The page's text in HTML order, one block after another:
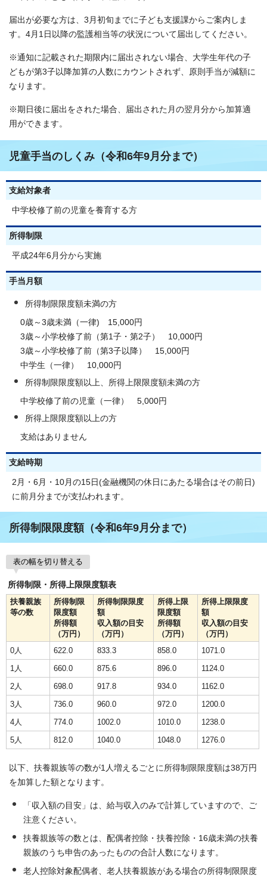
届出が必要な方は、3月初旬までに子ども支援課からご案内しま
す。4月1日以降の監護相当等の状況について届出してください。
※通知に記載された期限内に届出されない場合、大学生年代の子
どもが第3子以降加算の人数にカウントされず、原則手当が減額に
なります。
※期日後に届出をされた場合、届出された月の翌月分から加算適
用ができます。
児童手当のしくみ（令和6年9月分まで）
支給対象者
中学校修了前の児童を養育する方
所得制限
平成24年6月分から実施
手当月額
所得制限限度額未満の方
0歳～3歳未満（一律) 15,000円
3歳～小学校修了前（第1子・第2子） 10,000円
3歳～小学校修了前（第3子以降） 15,000円
中学生（一律） 10,000円
所得制限限度額以上、所得上限限度額未満の方
中学校修了前の児童（一律） 5,000円
所得上限限度額以上の方
支給はありません
支給時期
2月・6月・10月の15日(金融機関の休日にあたる場合はその前日)
に前月分までが支払われます。
所得制限限度額（令和6年9月分まで）
表の幅を切り替える
所得制限・所得上限限度額表
扶養親族
等の数
所得制限
限度額
所得額
（万円）
所得制限限度
額
収入額の目安
（万円）
所得上限
限度額
所得額
（万円）
所得上限限度
額
収入額の目安
（万円）
0人
622.0 833.3 858.0
1071.0
1人
660.0 875.6 896.0
1124.0
2人
698.0 917.8 934.0
1162.0
3人
736.0 960.0 972.0
1200.0
4人
774.0 1002.0 1010.0
1238.0
5人
812.0 1040.0 1048.0 1276.0
以下、扶養親族等の数が1人増えるごとに所得制限限度額は38万円
を加算した額となります。
「収入額の目安」は、給与収入のみで計算していますので、ご
注意ください。
扶養親族等の数とは、配偶者控除・扶養控除・16歳未満の扶養
親族のうち申告のあったものの合計人数になります。
老人控除対象配偶者、老人扶養親族がある場合の所得制限限度